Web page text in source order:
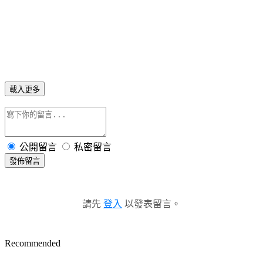
載入更多
公開留言 私密留言
發佈留言
請先 登入 以發表留言。
Recommended